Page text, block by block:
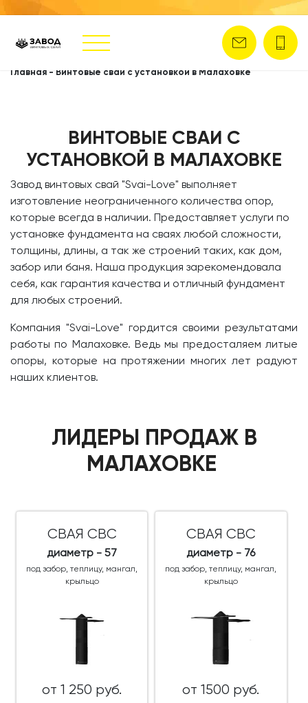
Главная - Винтовые сваи с установкой в Малаховке
ВИНТОВЫЕ СВАИ С
УСТАНОВКОЙ В МАЛАХОВКЕ
​Завод винтовых свай "Svai-Love" выполняет
изготовление неограниченного количества опор,
которые всегда в наличии. Предоставляет услуги по
установке фундамента на сваях любой сложности,
толщины, длины, а так же строений таких, как дом,
забор или баня. Наша продукция зарекомендовала
себя, как гарантия качества и отличный фундамент
для любых строений.
Компания "Svai-Love" гордится своими результатами
работы по Малаховке. Ведь мы предосталяем литые
опоры, которые на протяжении многих лет радуют
наших клиентов.
ЛИДЕРЫ ПРОДАЖ В
МАЛАХОВКЕ
СВАЯ СВС
диаметр - 57
под забор, теплицу, мангал,
крыльцо
от 1 250 руб.
СВАЯ СВС
диаметр - 76
под забор, теплицу, мангал,
крыльцо
от 1500 руб.